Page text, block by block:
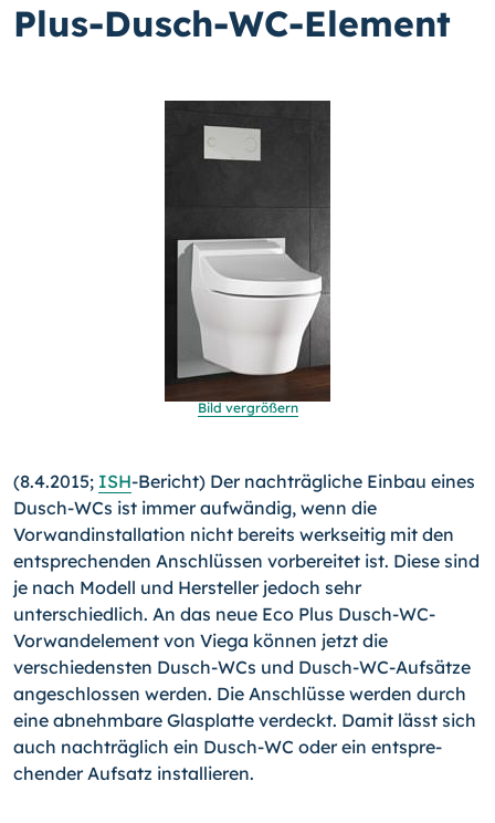
Plus-Dusch-WC-Element
Bild vergrößern
(8.4.2015; ISH-Bericht) Der nachträgliche Einbau eines
Dusch-WCs ist immer aufwändig, wenn die
Vorwandinstallation nicht bereits werkseitig mit den
entsprechenden Anschlüssen vorbe­reitet ist. Diese sind
je nach Modell und Hersteller jedoch sehr
unterschiedlich. An das neue Eco Plus Dusch-WC-
Vorwandele­ment von Viega können jetzt die
verschiedensten Dusch-WCs und Dusch-WC-Aufsätze
angeschlossen werden. Die Anschlüs­se werden durch
eine abnehmbare Glasplatte verdeckt. Damit lässt sich
auch nachträglich ein Dusch-WC oder ein entspre­
chender Aufsatz installieren.